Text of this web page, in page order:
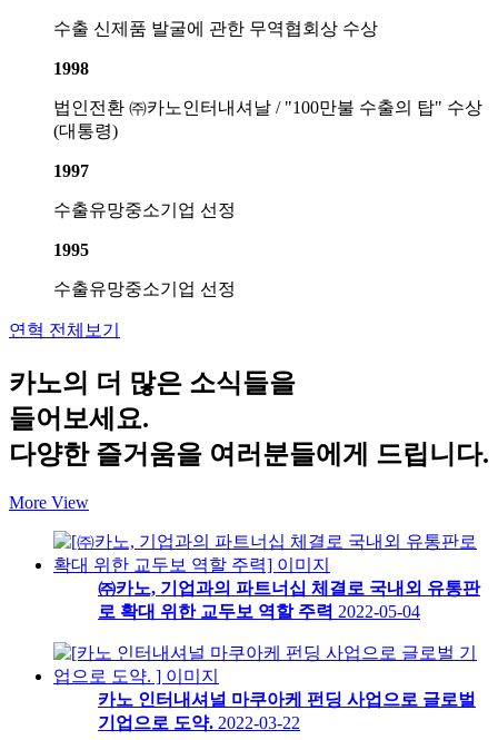
수출 신제품 발굴에 관한 무역협회상 수상
1998
법인전환 ㈜카노인터내셔날 / "100만불 수출의 탑" 수상
(대통령)
1997
수출유망중소기업 선정
1995
수출유망중소기업 선정
연혁 전체보기
카노의 더 많은 소식들을
들어보세요.
다양한 즐거움을 여러분들에게 드립니다.
More View
㈜카노, 기업과의 파트너십 체결로 국내외 유통판
로 확대 위한 교두보 역할 주력 2022-05-04
카노 인터내셔널 마쿠아케 펀딩 사업으로 글로벌
기업으로 도약. 2022-03-22